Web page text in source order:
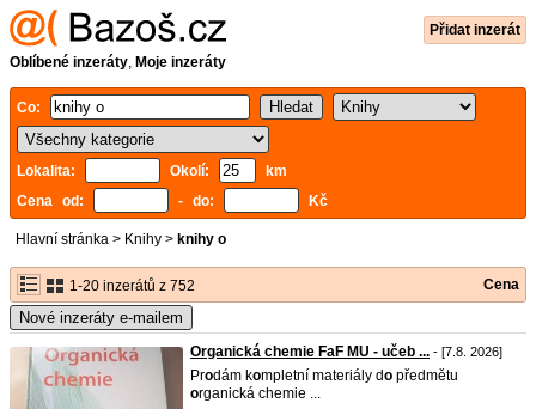
Přidat inzerát
Oblíbené inzeráty, Moje inzeráty
Co:
Lokalita: Okolí:
km
Cena od:
- do: Kč
Hlavní stránka > Knihy > knihy o
1-20 inzerátů z 752 Cena
Nové inzeráty e-mailem
Organická chemie FaF MU - učeb ... - [7.8. 2026]
Prodám kompletní materiály do předmětu
organická chemie ...